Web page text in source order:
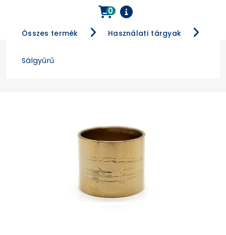
Összes termék Használati tárgyak
Sálgyűrű
0